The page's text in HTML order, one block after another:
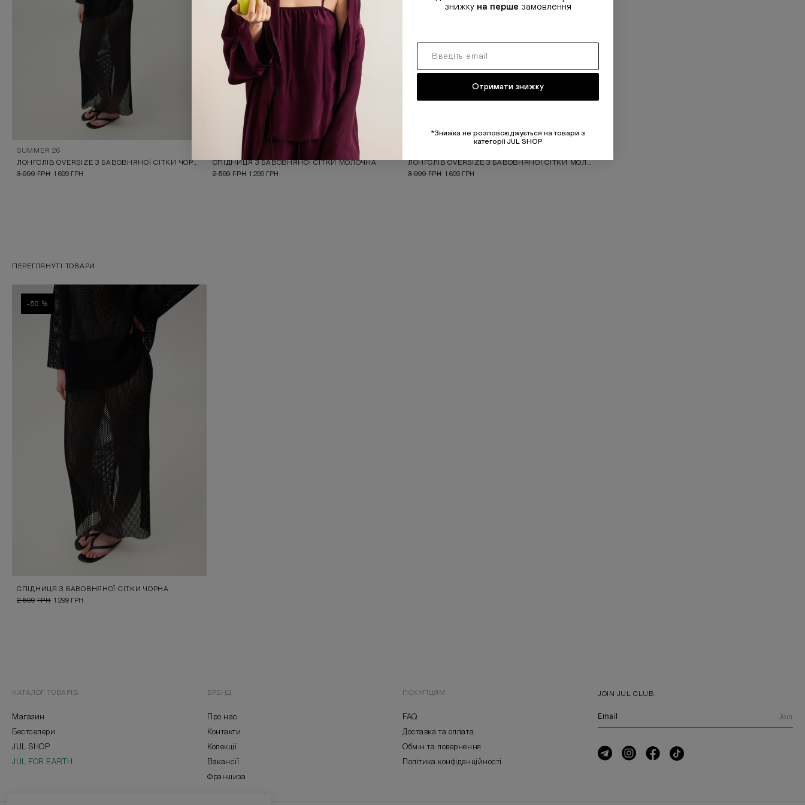
SUMMER 26
ЛОНГСЛІВ OVERSIZE З БАВОВНЯНОЇ СІТКИ ЧОРНИЙ
3 099 ГРН 1 699 ГРН
SUMMER 26
СПІДНИЦЯ З БАВОВНЯНОЇ СІТКИ МОЛОЧНА
2 599 ГРН 1 299 ГРН
ЛОНГСЛІВ OVERSIZE З БАВОВНЯНОЇ СІТКИ МОЛОЧНИЙ
3 099 ГРН 1 699 ГРН
ПЕРЕГЛЯНУТІ ТОВАРИ
-50 %
СПІДНИЦЯ З БАВОВНЯНОЇ СІТКИ ЧОРНА
2 599 ГРН 1 299 ГРН
КАТАЛОГ ТОВАРІВ
Магазин
Бестселери
JUL SHOP
JUL FOR EARTH
БРЕНД
Про нас
Контакти
Колекції
Вакансії
Франшиза
ПОКУПЦЯМ
FAQ
Доставка та оплата
Обмін та повернення
Політика конфіденційності
JOIN JUL CLUB
Join
знижку на перше замовлення
Отримати знижку
*Знижка не розповсюджується на товари з
категорії JUL SHOP